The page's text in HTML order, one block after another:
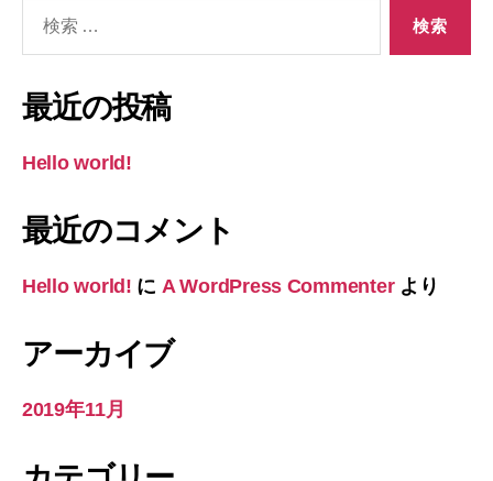
象:
最近の投稿
Hello world!
最近のコメント
Hello world! に A WordPress Commenterより
アーカイブ
2019年11月